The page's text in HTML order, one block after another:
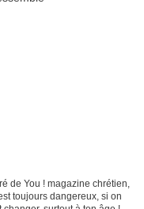
de You ! magazine chrétien,
toujours dangereux, si on